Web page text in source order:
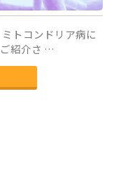
トコンドリア病に
紹介さ …